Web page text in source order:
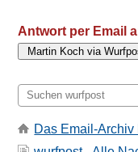
Antwort per Email
Das Email-Archiv